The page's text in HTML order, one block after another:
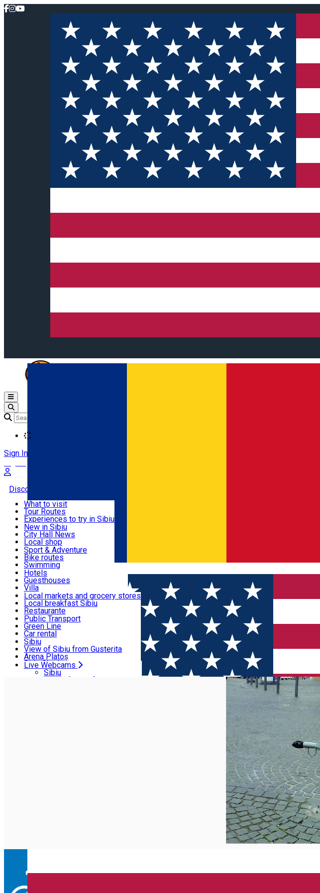
Română
Open main menu
Sign In
Discover
Useful info
Activities & Adventure
Accommodation
Food, Drinks & Nightlife
Transport & Parking
Live Webcams
What to visit
Tour Routes
Experiences to try in Sibiu
Podcast
Culture
Museums
Churches
Parks, Zoo
County of Sibiu
New in Sibiu
City Hall News
Local shop
Sibiu artisans
Sibiul Verde
Public services
Education
How do I get to Sibiu
Tourist Info
Tour Guides
Guided tours
Publicații locale
Beauty salons
Sport & Adventure
Bike routes
Swimming
Riding
Indoor activities
Loc de joacă indoor
Loc de joacă outdoor
Ski
Ice skating
Yoga
Hotels
Guesthouses
Villa
Hostels
Motel
Camping
Renting rooms
Rooms for rent
Accommodation outside Sibiu
Local markets and grocery stores
Local breakfast Sibiu
Restaurante
Pizza
Fast Food
Coffee
Sweets
Pub, Bar
Night clubs
Bakeries
Public Transport
Green Line
Car rental
Rent a bike
Scooter rentals
Taxi
Ride Sharing
Parking tickets
Parking places
Sibiu
View of Sibiu from Gusterita
Arena Platoș
Live Webcams
Sibiu
View of Sibiu from Gusterita
Home Bicycle parking rack Rastel 2 biciclete * Nicolae Bălcescu - pilon mobil